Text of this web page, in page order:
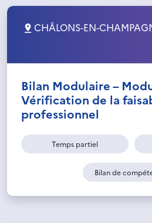
CHÂLONS-EN-
Bilan Modulaire –
Vérification de la
professionnel
Temps partiel
Bilan de